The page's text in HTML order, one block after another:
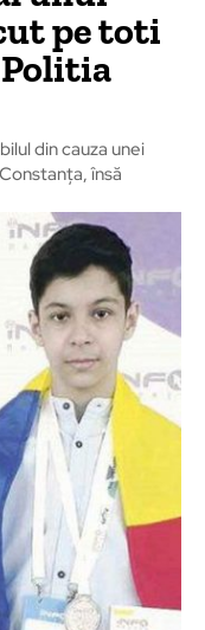
pe toti
Politia
din cauza unei
însă